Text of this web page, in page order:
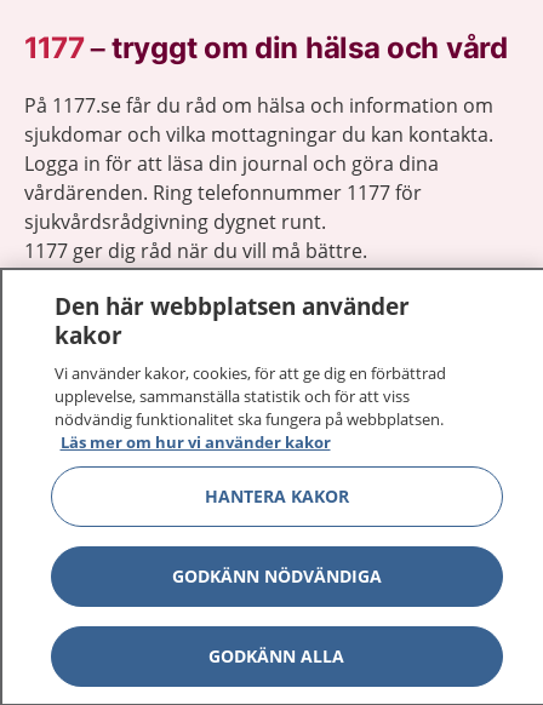
1177–tryggt om din hälsa och vård
På 1177.se får du råd om hälsa och information om
sjukdomar och vilka mottagningar du kan kontakta.
Logga in för att läsa din journal och göra dina
vårdärenden. Ring telefonnummer 1177 för
sjukvårdsrådgivning dygnet runt.
1177 ger dig råd när du vill må bättre.
1177 på flera språk
Om 1177 Visa
Kontakt Visa
Behandling av personuppgifter
Den här webbplatsen använder
kakor
Vi använder kakor, cookies, för att ge dig en förbättrad
upplevelse, sammanställa statistik och för att viss
nödvändig funktionalitet ska fungera på webbplatsen.
Läs mer om hur vi använder kakor
HANTERA KAKOR
GODKÄNN NÖDVÄNDIGA
GODKÄNN ALLA